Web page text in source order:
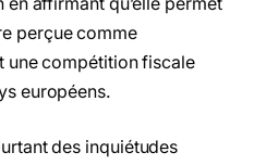
perçue comme
une compétition fiscale
européens.
des inquiétudes